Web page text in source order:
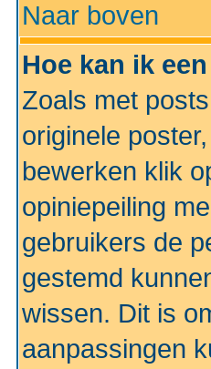
Naar boven
Hoe kan ik
Zoals met
originele
bewerken klik
opiniepeiling
gebruikers de
gestemd
wissen. Dit is
aanpassingen